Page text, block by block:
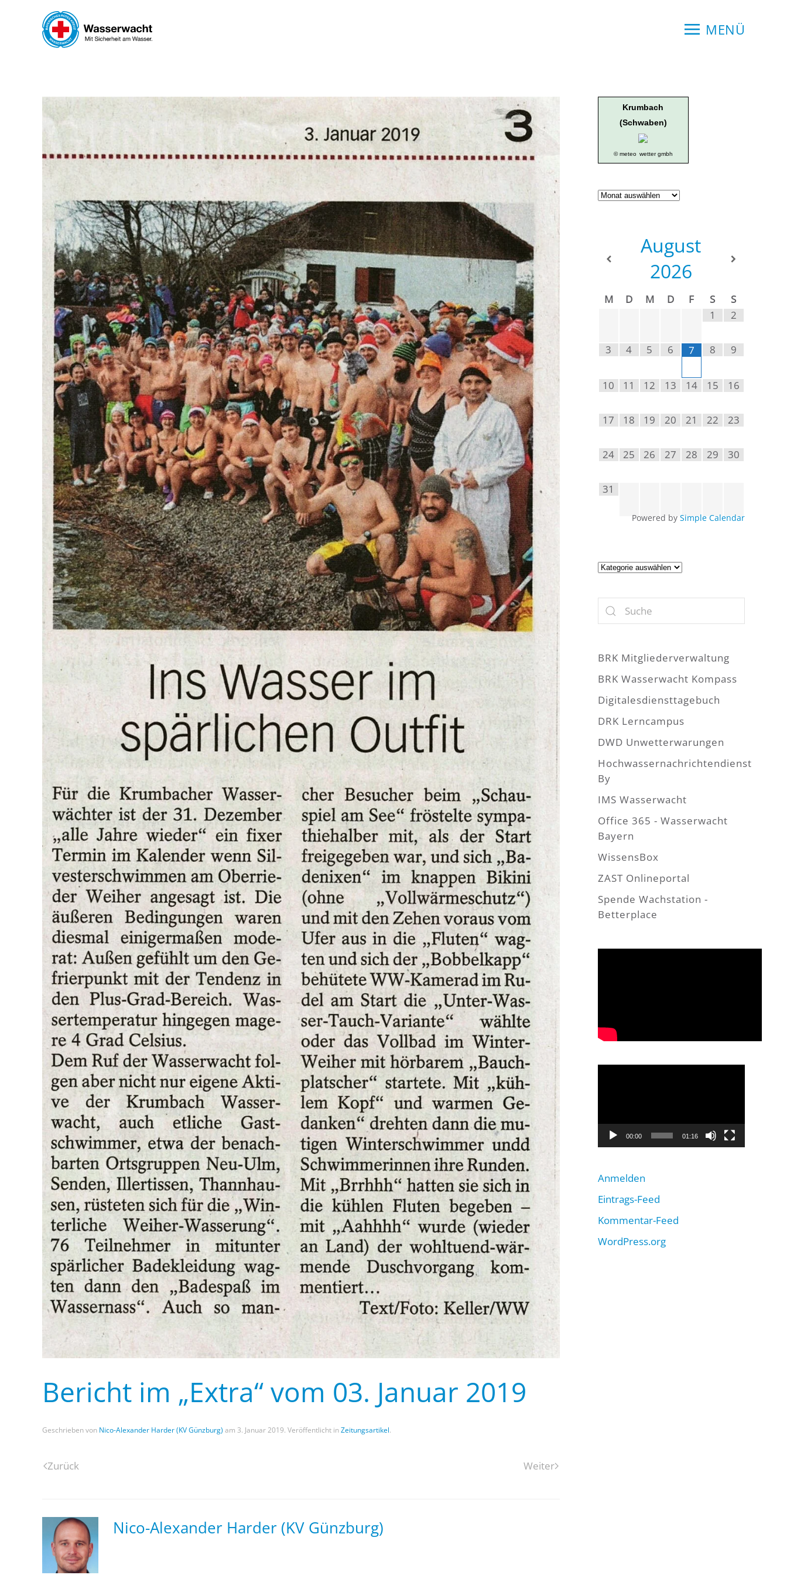
Skip to main content MENÜ
Bericht im „Extra“ vom 03. Januar 2019
Geschrieben von Nico-Alexander Harder (KV Günzburg) am 3. Januar 2019. Veröffentlicht inZeitungsartikel.
Zurück Weiter
Nico-Alexander Harder (KV Günzburg)
Krumbach
(Schwaben)
© meteo wetter gmbh
Geschichte
August
2026
M D M D F S
S
1
2
3 4 5 6 7 8 9
10 11 12 13 14 15 16
17 18 19 20 21 22 23
24 25 26 27 28 29 30
31
Powered by Simple Calendar
Artikel
BRK Mitgliederverwaltung
BRK Wasserwacht Kompass
Digitalesdiensttagebuch
DRK Lerncampus
DWD Unwetterwarungen
Hochwassernachrichtendienst
By
IMS Wasserwacht
Office 365 - Wasserwacht
Bayern
WissensBox
ZAST Onlineportal
Spende Wachstation -
Betterplace
00:00 01:16
Anmelden
Eintrags-Feed
Kommentar-Feed
WordPress.org